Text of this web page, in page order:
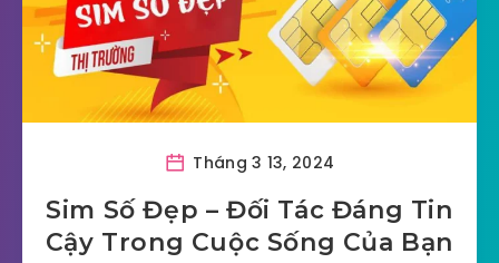
Tháng 3 13, 2024
Sim Số Đẹp – Đối Tác Đáng Tin
Cậy Trong Cuộc Sống Của Bạn